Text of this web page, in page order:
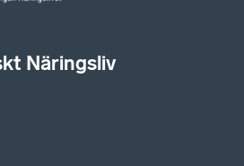
Näringsliv